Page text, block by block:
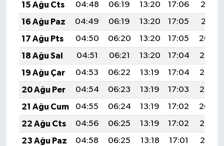
15 Ağu Cts
04:48 06:19 13:20 17:06
20:12
16 Ağu Paz
04:49 06:19 13:20 17:05
20:11
17 Ağu Pts
04:50 06:20 13:20 17:05
20:09
18 Ağu Sal
04:51 06:21 13:20 17:04
20:08
19 Ağu Çar
04:53 06:22 13:19 17:04
20:07
20 Ağu Per
04:54 06:23 13:19 17:03
20:05
21 Ağu Cum
04:55 06:24 13:19 17:02
20:04
22 Ağu Cts
04:56 06:25 13:19 17:02
20:03
23 Ağu Paz
04:58 06:25 13:18 17:01
20:01